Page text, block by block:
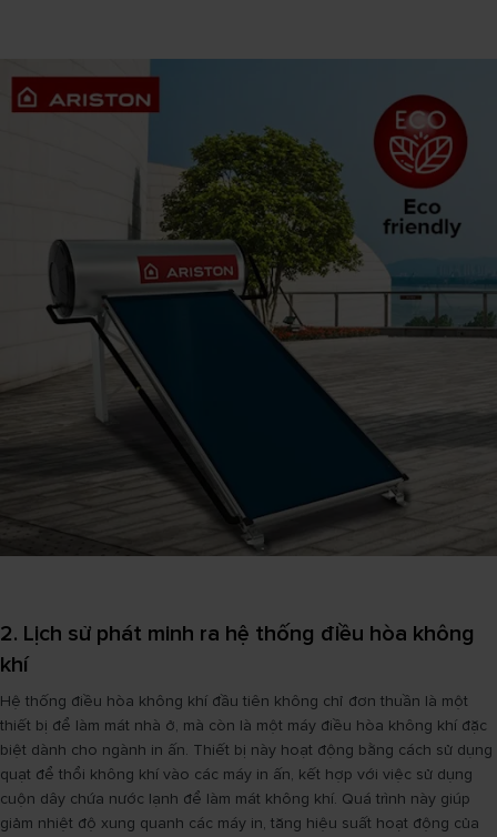
2. Lịch sử phát minh ra hệ thống điều hòa không
khí
Hệ thống điều hòa không khí đầu tiên không chỉ đơn thuần là một
thiết bị để làm mát nhà ở, mà còn là một máy điều hòa không khí đặc
biệt dành cho ngành in ấn. Thiết bị này hoạt động bằng cách sử dụng
quạt để thổi không khí vào các máy in ấn, kết hợp với việc sử dụng
cuộn dây chứa nước lạnh để làm mát không khí. Quá trình này giúp
giảm nhiệt độ xung quanh các máy in, tăng hiệu suất hoạt động của